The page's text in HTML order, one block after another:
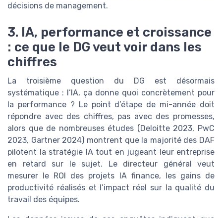
décisions de management.
3. IA, performance et croissance
: ce que le DG veut voir dans les
chiffres
La troisième question du DG est désormais
systématique : l’IA, ça donne quoi concrètement pour
la performance ? Le point d’étape de mi-année doit
répondre avec des chiffres, pas avec des promesses,
alors que de nombreuses études (Deloitte 2023, PwC
2023, Gartner 2024) montrent que la majorité des DAF
pilotent la stratégie IA tout en jugeant leur entreprise
en retard sur le sujet. Le directeur général veut
mesurer le ROI des projets IA finance, les gains de
productivité réalisés et l’impact réel sur la qualité du
travail des équipes.